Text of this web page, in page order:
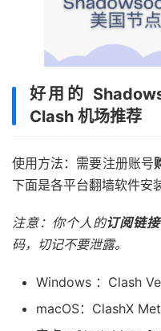
好用的
Clash 机场推荐
使用方法：需要注册账号
下面是各平台翻墙软件安
注意：你个人的订阅链接
码，切记不要泄露。
Windows ：Clash
macOS：ClashX